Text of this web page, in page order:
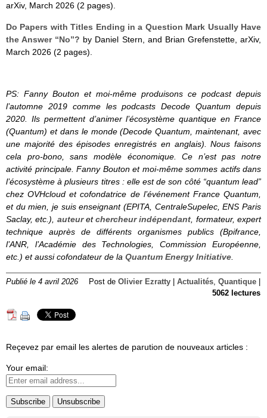
arXiv, March 2026 (2 pages).
Do Papers with Titles Ending in a Question Mark Usually Have
the Answer “No”? by Daniel Stern, and Brian Grefenstette, arXiv,
March 2026 (2 pages).
PS: Fanny Bouton et moi-même produisons ce podcast depuis
l’automne 2019 comme les podcasts Decode Quantum depuis
2020. Ils permettent d’animer l’écosystème quantique en France
(Quantum) et dans le monde (Decode Quantum, maintenant, avec
une majorité des épisodes enregistrés en anglais). Nous faisons
cela pro-bono, sans modèle économique. Ce n’est pas notre
activité principale. Fanny Bouton et moi-même sommes actifs dans
l’écosystème à plusieurs titres : elle est de son côté “quantum lead”
chez OVHcloud et cofondatrice de l’événement France Quantum,
et du mien, je suis enseignant (EPITA, CentraleSupelec, ENS Paris
Saclay, etc.), auteuretchercheur indépendant , formateur, expert
technique auprès de différents organismes publics (Bpifrance,
l’ANR, l’Académie des Technologies, Commission Européenne,
etc.) et aussi cofondateur de la Quantum Energy Initiative
Publié le 4 avril 2026 Post de Olivier Ezratty Actualités Quantique
5062 lectures
Reçevez par email les alertes de parution de nouveaux articles :
Your email: